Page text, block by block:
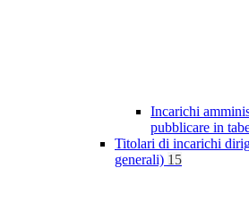
Incarichi
pubblicare in
Titolari di incarichi
generali) 15